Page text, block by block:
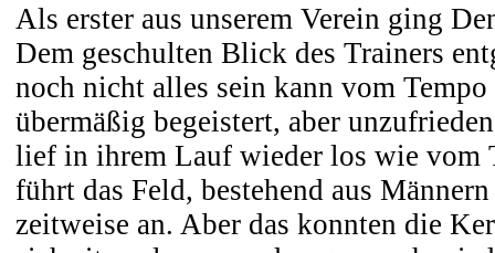
Als erster aus unserem Verein ging
Dem geschulten Blick des Trainers
noch nicht alles sein kann vom
übermäßig begeistert, aber
lief in ihrem Lauf wieder los wie vom
führt das Feld, bestehend aus
zeitweise an. Aber das konnten die